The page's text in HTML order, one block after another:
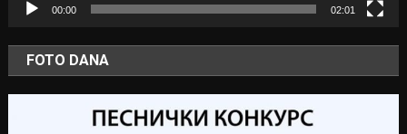
00:00 02:01
FOTO DANA